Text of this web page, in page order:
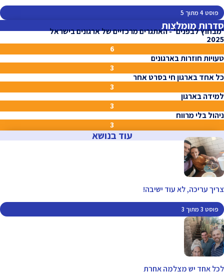
פוסט 4 מתוך 5
סדרות מומלצות
'מבחוץ לבפנים' - האתגרים מרכזיים של ארגונים בישראל
2025
6
טעויות חוזרות בארגונים
3
כל אחד בארגון חי בסרט אחר
3
למידה בארגון
3
ניהול בלי מרווח
3
עוד בנושא
צריך עריכה, לא עוד ישיבה!
פוסט 3 מתוך 3
לכל אחד יש מצלמה אחרת